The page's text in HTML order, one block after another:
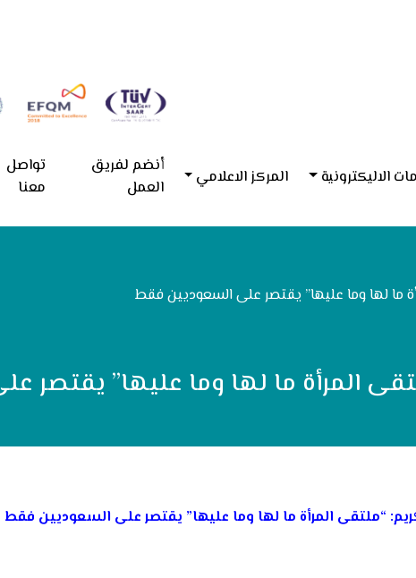
الاليكترونية المركز الاعلامي
أنضم لفريق
العمل
تواصل
معنا
ما لها وما عليها” يقتصر على السعوديين فقط
المرأة ما لها وما عليها”
“ملتقى المرأة ما لها وما عليها” يقتصر على السعوديين فقط